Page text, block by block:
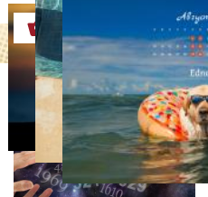
Оферти